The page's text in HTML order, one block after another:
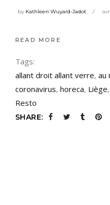
by Kathleen Wuyard-Jadot
READ MORE
Tags:
allant droit allant verre, au
coronavirus, horeca, Liège,
Resto
SHARE: